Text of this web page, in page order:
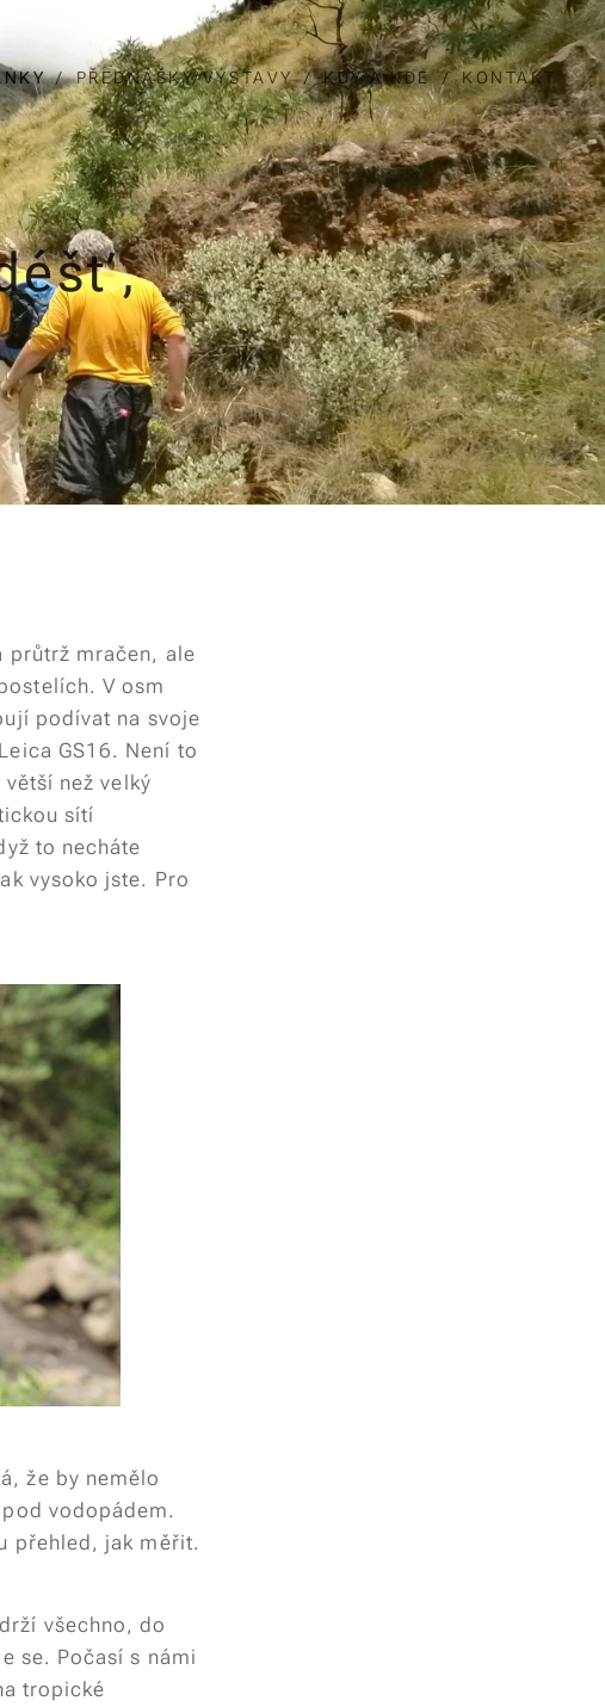
PŘEDNÁŠKY/VÝSTAVY KDY A KDE KONTAKT
průtrž mračen, ale
V osm
podívat na svoje
GS16. Není to
než velký
sítí
to necháte
vysoko jste. Pro
že by nemělo
vodopádem.
přehled, jak měřit.
všechno, do
se. Počasí s námi
tropické